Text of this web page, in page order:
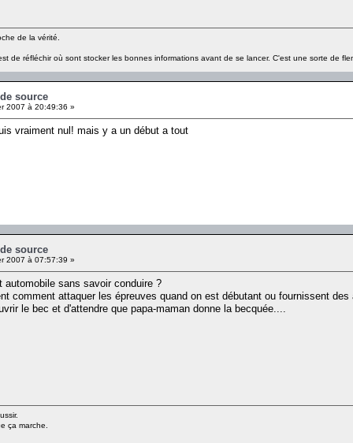
de la vérité.
de réfléchir où sont stocker les bonnes informations avant de se lancer. C'est une sorte de
source
2007 à 20:49:36 »
vraiment nul! mais y a un début a tout
source
2007 à 07:57:39 »
sans savoir conduire ?
comment attaquer les épreuves quand on est débutant ou fournissent
le bec et d'attendre que papa-maman donne la becquée....
ça marche.